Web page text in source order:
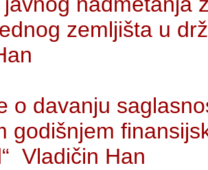
zemljišta u
o davanju
godišnjem
Vladičin Han